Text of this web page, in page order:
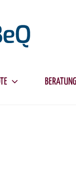
BERATUNG